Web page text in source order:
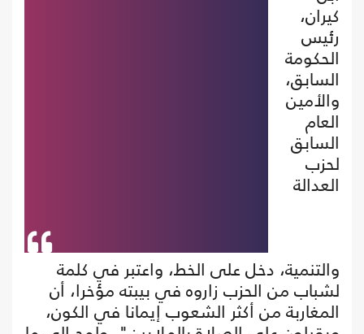
كيران،
رئيس
الحكومة
السابق،
والأمين
العام
السابق
لحزب
العدالة
والتنمية، دخل على الخط، واعتبر في كلمة
لشباب من الحزب زاروه في بيبته مؤخرا، أن
المغاربة من أكثر الشعوب إيمانا في الكون،